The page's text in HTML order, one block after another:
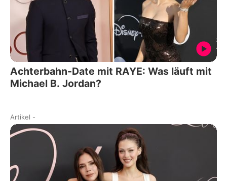
Achterbahn-Date mit RAYE: Was läuft mit
Michael B. Jordan?
Artikel -